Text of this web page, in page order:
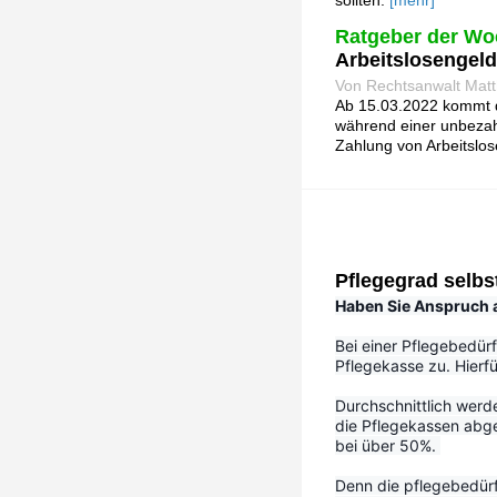
Ratgeber der
Von Rechtsanwalt
Ab 15.03.2022 kommt
während einer
Zahlung von
Pflegegrad
Haben Sie
Bei einer
Pflegekasse zu.
Durchschnittlich
die Pflegekassen
bei über 50%.
Denn die